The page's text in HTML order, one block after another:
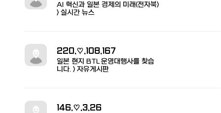
AI 혁신과 일본 경제의 미래<전자북>
> 실시간 뉴스
220.♡.108.167
일본 현지 BTL 운영대행사를 찾습
니다. > 자유게시판
146.♡.3.26